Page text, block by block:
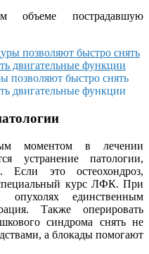
объеме пострадавшую
позволяют быстро снять
двигательные функции
моментом в лечении
устранение патологии,
Если это остеохондроз,
курс ЛФК. При
единственным
Также оперировать
синдрома снять не
а блокады помогают